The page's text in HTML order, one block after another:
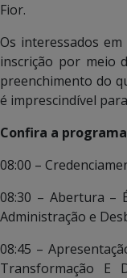
Fior.
Os interessados
inscrição por meio
preenchimento do
é imprescindível
Confira a
08:00 –
08:30 – Abertura –
Administração e
08:45 –
Transformação E